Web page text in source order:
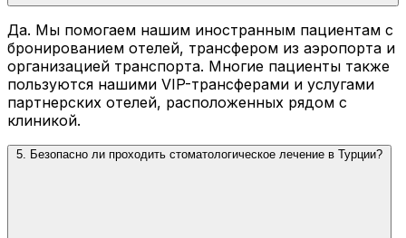
Да. Мы помогаем нашим иностранным пациентам с
бронированием отелей, трансфером из аэропорта и
организацией транспорта. Многие пациенты также
пользуются нашими VIP-трансферами и услугами
партнерских отелей, расположенных рядом с
клиникой.
5. Безопасно ли проходить стоматологическое лечение в Турции?